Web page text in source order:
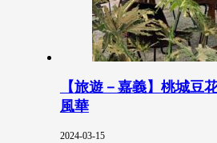
【旅遊－嘉義】桃城豆
風華
2024-03-15